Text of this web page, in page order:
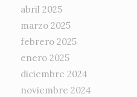
abril 2025
marzo 2025
febrero 2025
enero 2025
diciembre 2024
noviembre 2024